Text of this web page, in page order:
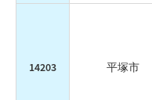
14203 平塚市